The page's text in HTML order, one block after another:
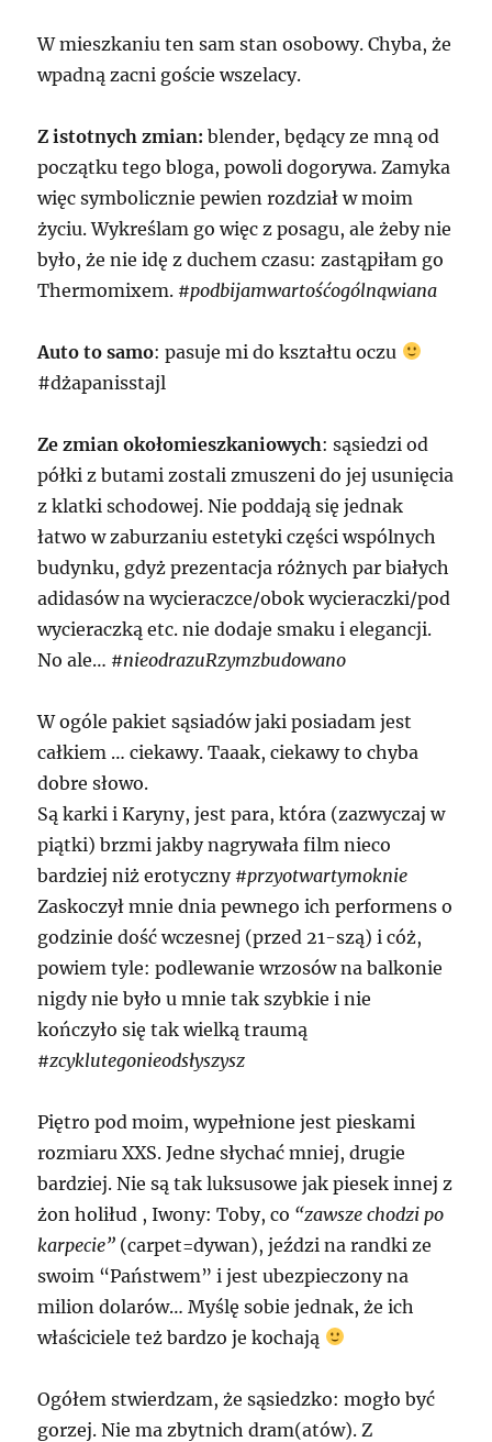
W mieszkaniu ten sam stan osobowy. Chyba, że
wpadną zacni goście wszelacy.
Z istotnych zmian: blender, będący ze mną od
początku tego bloga, powoli dogorywa. Zamyka
więc symbolicznie pewien rozdział w moim
życiu. Wykreślam go więc z posagu, ale żeby nie
było, że nie idę z duchem czasu: zastąpiłam go
Thermomixem. #podbijamwartośćogólnąwiana
Auto to samo: pasuje mi do kształtu oczu
#dżapanisstajl
Ze zmian okołomieszkaniowych: sąsiedzi od
półki z butami zostali zmuszeni do jej usunięcia
z klatki schodowej. Nie poddają się jednak
łatwo w zaburzaniu estetyki części wspólnych
budynku, gdyż prezentacja różnych par białych
adidasów na wycieraczce/obok wycieraczki/pod
wycieraczką etc. nie dodaje smaku i elegancji.
No ale… #nieodrazuRzymzbudowano
W ogóle pakiet sąsiadów jaki posiadam jest
całkiem … ciekawy. Taaak, ciekawy to chyba
dobre słowo.
Są karki i Karyny, jest para, która (zazwyczaj w
piątki) brzmi jakby nagrywała film nieco
bardziej niż erotyczny #przyotwartymoknie
Zaskoczył mnie dnia pewnego ich performens o
godzinie dość wczesnej (przed 21-szą) i cóż,
powiem tyle: podlewanie wrzosów na balkonie
nigdy nie było u mnie tak szybkie i nie
kończyło się tak wielką traumą
#zcyklutegonieodsłyszysz
Piętro pod moim, wypełnione jest pieskami
rozmiaru XXS. Jedne słychać mniej, drugie
bardziej. Nie są tak luksusowe jak piesek innej z
żon holiłud , Iwony: Toby, co “zawsze chodzi po
karpecie” (carpet=dywan), jeździ na randki ze
swoim “Państwem” i jest ubezpieczony na
milion dolarów… Myślę sobie jednak, że ich
właściciele też bardzo je kochają
Ogółem stwierdzam, że sąsiedzko: mogło być
gorzej. Nie ma zbytnich dram(atów). Z